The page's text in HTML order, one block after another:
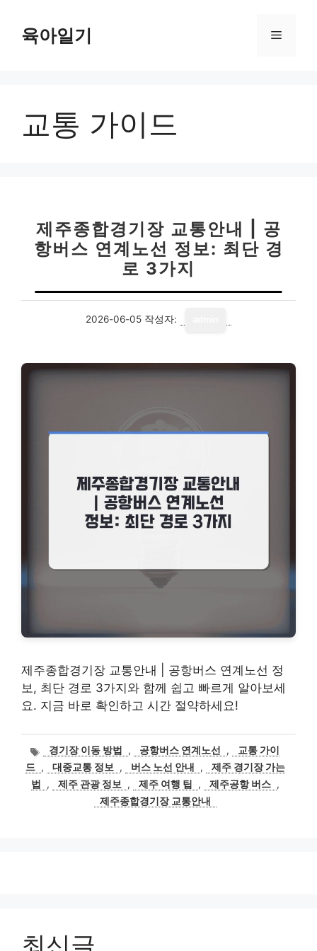
육아일기 메
교통 가이드
제주종합경기장 교통안내 | 공
항버스 연계노선 정보: 최단 경
로 3가지
2026-06-05 작성자:
제주종합경기장 교통안내 | 공항버스 연계노선 정
보, 최단 경로 3가지와 함께 쉽고 빠르게 알아보세
요. 지금 바로 확인하고 시간 절약하세요!
태
그
경기장 이동 방법 , 공항버스 연계노선 ,
교통 가이
드 , 대중교통 정보 , 버스 노선 안내 ,
제주 경기장 가는
법
, 제주 관광 정보 , 제주 여행 팁 , 제주공항 버스 ,
제주종합경기장 교통안내
최신글